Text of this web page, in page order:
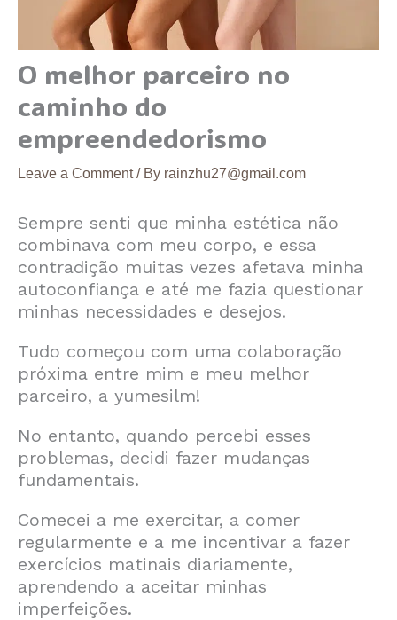
O melhor parceiro no
caminho do
empreendedorismo
Leave a Comment / By rainzhu27@gmail.com
Sempre senti que minha estética não
combinava com meu corpo, e essa
contradição muitas vezes afetava minha
autoconfiança e até me fazia questionar
minhas necessidades e desejos.
Tudo começou com uma colaboração
próxima entre mim e meu melhor
parceiro, a yumesilm!
No entanto, quando percebi esses
problemas, decidi fazer mudanças
fundamentais.
Comecei a me exercitar, a comer
regularmente e a me incentivar a fazer
exercícios matinais diariamente,
aprendendo a aceitar minhas
imperfeições.